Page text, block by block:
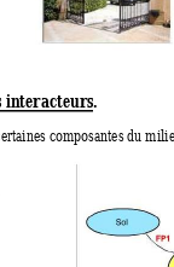
interacteurs.
composantes du mil